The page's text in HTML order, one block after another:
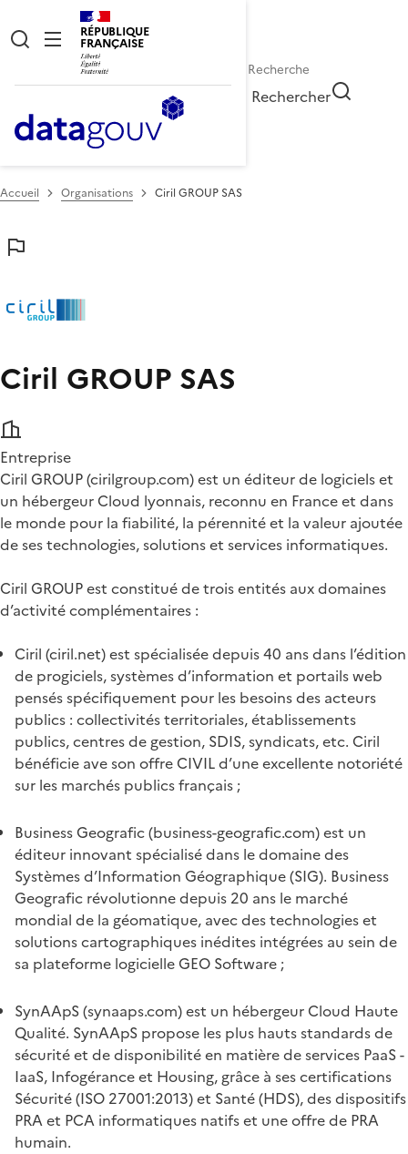
RÉPUBLIQUE
FRANÇAISE
Rechercher
Accueil Organisations Ciril GROUP SAS
Ciril GROUP SAS
Entreprise
Ciril GROUP (cirilgroup.com) est un éditeur de logiciels et
un hébergeur Cloud lyonnais, reconnu en France et dans
le monde pour la fiabilité, la pérennité et la valeur ajoutée
de ses technologies, solutions et services informatiques.
Ciril GROUP est constitué de trois entités aux domaines
d’activité complémentaires :
Ciril (ciril.net) est spécialisée depuis 40 ans dans l’édition
de progiciels, systèmes d’information et portails web
pensés spécifiquement pour les besoins des acteurs
publics : collectivités territoriales, établissements
publics, centres de gestion, SDIS, syndicats, etc. Ciril
bénéficie ave son offre CIVIL d’une excellente notoriété
sur les marchés publics français ;
Business Geografic (business-geografic.com) est un
éditeur innovant spécialisé dans le domaine des
Systèmes d’Information Géographique (SIG). Business
Geografic révolutionne depuis 20 ans le marché
mondial de la géomatique, avec des technologies et
solutions cartographiques inédites intégrées au sein de
sa plateforme logicielle GEO Software ;
SynAApS (synaaps.com) est un hébergeur Cloud Haute
Qualité. SynAApS propose les plus hauts standards de
sécurité et de disponibilité en matière de services PaaS -
IaaS, Infogérance et Housing, grâce à ses certifications
Sécurité (ISO 27001:2013) et Santé (HDS), des dispositifs
PRA et PCA informatiques natifs et une offre de PRA
humain.